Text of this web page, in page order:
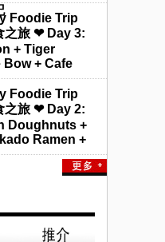
Foodie Trip
之旅 ❤ Day 3:
+ Tiger
Bow + Cafe
Foodie Trip
之旅 ❤ Day 2:
Doughnuts +
Ramen +